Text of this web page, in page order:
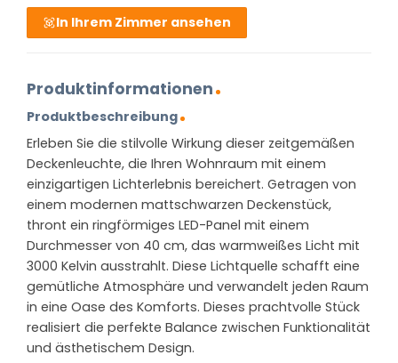
In Ihrem Zimmer ansehen
Produktinformationen
Produktbeschreibung
Erleben Sie die stilvolle Wirkung dieser zeitgemäßen
Deckenleuchte, die Ihren Wohnraum mit einem
einzigartigen Lichterlebnis bereichert. Getragen von
einem modernen mattschwarzen Deckenstück,
thront ein ringförmiges LED-Panel mit einem
Durchmesser von 40 cm, das warmweißes Licht mit
3000 Kelvin ausstrahlt. Diese Lichtquelle schafft eine
gemütliche Atmosphäre und verwandelt jeden Raum
in eine Oase des Komforts. Dieses prachtvolle Stück
realisiert die perfekte Balance zwischen Funktionalität
und ästhetischem Design.